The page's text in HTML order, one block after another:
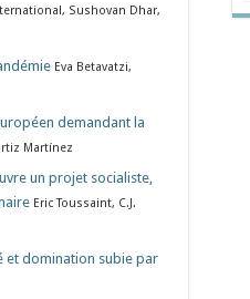
Sushovan Dhar,
Eva Betavatzi,
demandant la
Martínez
un projet socialiste,
Eric Toussaint, C.J.
et domination subie par